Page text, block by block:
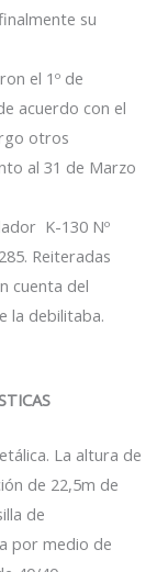
su
el 1º de
acuerdo con el
otros
al 31 de Marzo
K-130 Nº
Reiteradas
cuenta del
la debilitaba.
La altura de
de 22,5m de
de
por medio de